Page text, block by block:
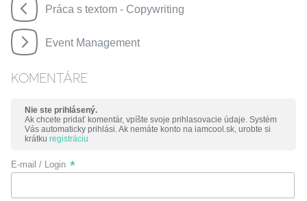
Práca s textom - Copywriting
Event Management
KOMENTÁRE
Nie ste prihlásený.
Ak chcete pridať komentár, vpíšte svoje prihlasovacie údaje. Systém
Vás automaticky prihlási. Ak nemáte konto na iamcool.sk, urobte si
krátku registráciu
E-mail / Login